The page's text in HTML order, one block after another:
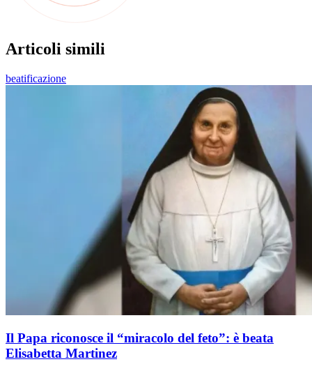
Articoli simili
beatificazione
Il Papa riconosce il “miracolo del feto”: è beata
Elisabetta Martinez